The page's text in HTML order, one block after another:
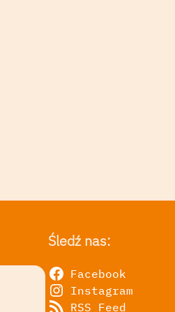
Śledź nas:
Facebook
Instagram
RSS Feed